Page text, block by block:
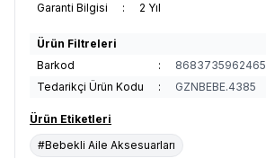
Garanti Bilgisi
: 2 Yıl
Ürün Filtreleri
Barkod
:
8683735962465
Tedarikçi Ürün Kodu
: GZNBEBE.4385
Ürün Etiketleri
#Bebekli Aile Aksesuarları